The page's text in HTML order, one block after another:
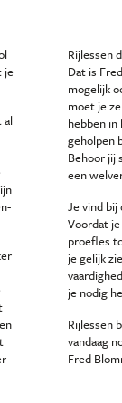
je
al
Rijlessen
Dat is
mogelijk
moet je
hebben
geholpen
Behoor jij
een
Je vind
Voordat
proefles
je gelijk
je nodig
Rijlessen
vandaag
Fred